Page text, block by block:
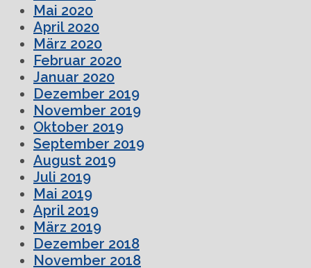
Mai 2020
April 2020
März 2020
Februar 2020
Januar 2020
Dezember 2019
November 2019
Oktober 2019
September 2019
August 2019
Juli 2019
Mai 2019
April 2019
März 2019
Dezember 2018
November 2018